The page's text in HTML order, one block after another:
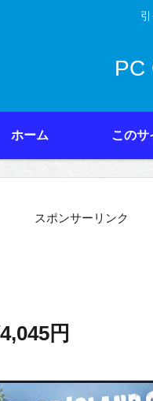
PC
ホーム このサ
スポンサーリンク
円